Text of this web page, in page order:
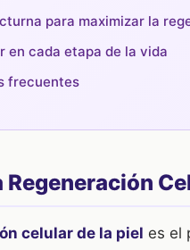
para maximizar la
en cada etapa de la vida
frecuentes
Regeneración
celular de la piel es el